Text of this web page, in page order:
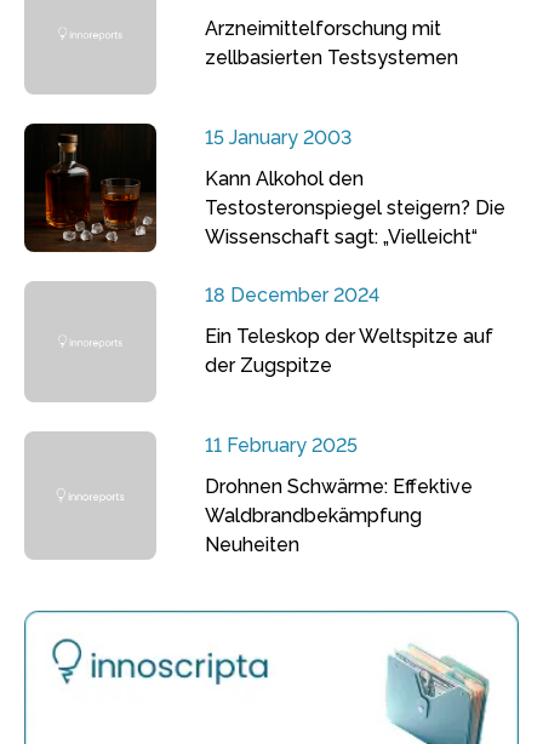
Arzneimittelforschung mit
zellbasierten Testsystemen
15 January 2003
Kann Alkohol den
Testosteronspiegel steigern? Die
Wissenschaft sagt: „Vielleicht“
18 December 2024
Ein Teleskop der Weltspitze auf
der Zugspitze
11 February 2025
Drohnen Schwärme: Effektive
Waldbrandbekämpfung
Neuheiten